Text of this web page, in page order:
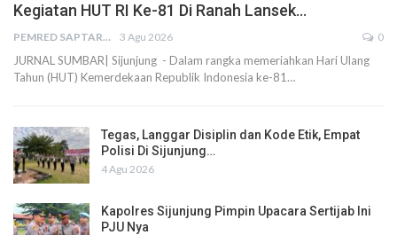
Kegiatan HUT RI Ke-81 Di Ranah Lansek…
PEMRED SAPTARIUS 3 Agu 2026 0
JURNAL SUMBAR| Sijunjung - Dalam rangka memeriahkan Hari Ulang
Tahun (HUT) Kemerdekaan Republik Indonesia ke-81…
Tegas, Langgar Disiplin dan Kode Etik, Empat
Polisi Di Sijunjung…
4 Agu 2026
Kapolres Sijunjung Pimpin Upacara Sertijab Ini
PJU Nya